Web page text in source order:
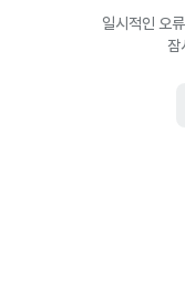
일시적인 오
잠